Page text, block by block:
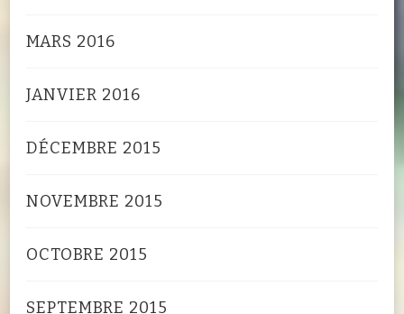
MARS 2016
JANVIER 2016
DÉCEMBRE 2015
NOVEMBRE 2015
OCTOBRE 2015
SEPTEMBRE 2015